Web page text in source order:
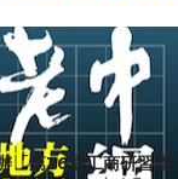
「第36屆工商研習營」